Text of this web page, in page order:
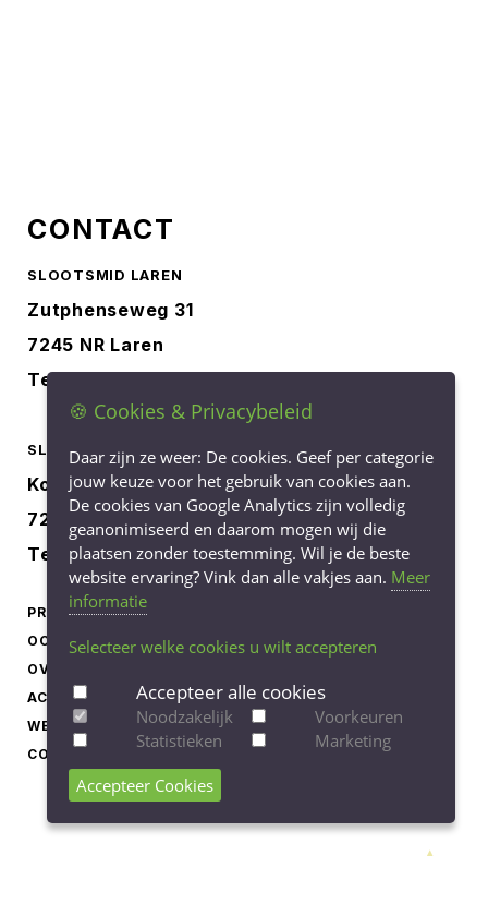
CONTACT
SLOOTSMID LAREN
Zutphenseweg 31
7245 NR Laren
Tel.
SLOOTSMID BORCULO
Korenbree 40a
7271 LH Borculo
Tel. 0545-745040
PRODUCTEN
OCCASIONS
OVER ONS
ACTUEEL
WERKEN BIJ
CONTACT
PRIVACY STATEMENT
COOKIE-INSTELLINGEN
AANPASSEN
🍪 Cookies & Privacybeleid
Daar zijn ze weer: De cookies. Geef per categorie
jouw keuze voor het gebruik van cookies aan.
De cookies van Google Analytics zijn volledig
geanonimiseerd en daarom mogen wij die
plaatsen zonder toestemming. Wil je de beste
website ervaring? Vink dan alle vakjes aan. Meer
informatie
Selecteer welke cookies u wilt accepteren
Accepteer alle cookies
Noodzakelijk
Voorkeuren
Statistieken
Marketing
Accepteer Cookies